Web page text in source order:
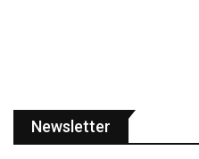
Newsletter